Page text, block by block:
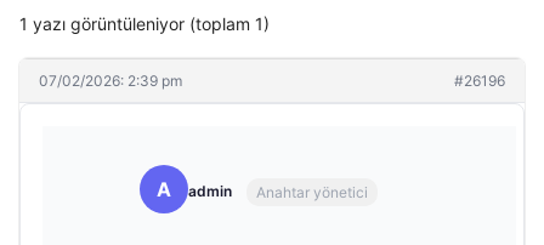
1 yazı görüntüleniyor (toplam 1)
07/02/2026: 2:39 pm #26196
A admin Anahtar yönetici